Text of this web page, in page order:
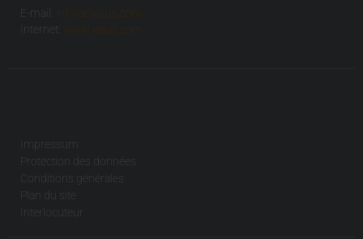
E-mail:
info(at)visus.com
Internet:
www.visus.com
Impressum
Protection des données
Conditions générales
Plan du site
Interlocuteur